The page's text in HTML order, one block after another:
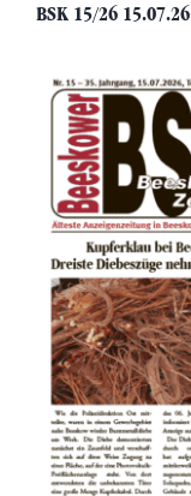
BSK 15/26 15.07.26